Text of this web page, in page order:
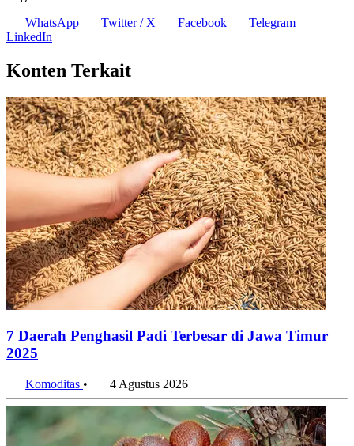
WhatsApp
Twitter / X Facebook
Telegram
LinkedIn
Konten Terkait
7 Daerah Penghasil Padi Terbesar di Jawa Timur
2025
Komoditas • 4 Agustus 2026